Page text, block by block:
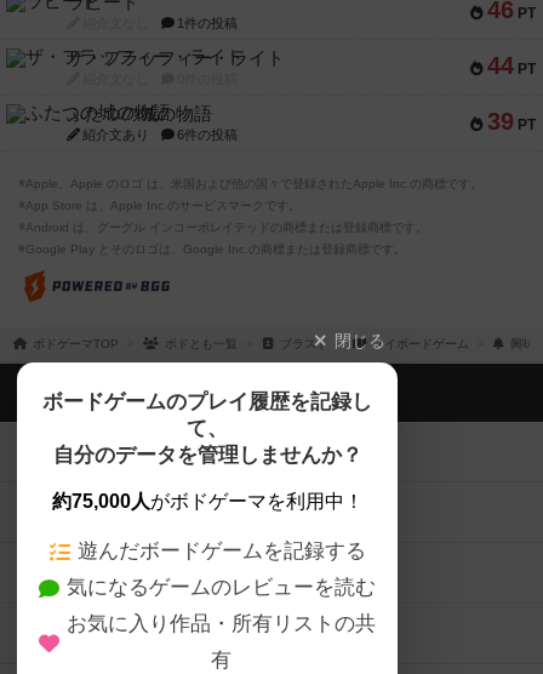
46 PT
1件の投稿
44 PT
ザ・フラッフィー・ライト
39 PT
ふたつの城の物語
紹介文あり 6件の投稿
※Apple、Apple のロゴ は、米国および他の国々で登録されたApple Inc.の商標です。
※App Store は、Apple Inc.のサービスマークです。
※Android は、グーグル インコーポレイテッドの商標または登録商標です。
※Google Play とそのロゴは、Google Inc.の商標または登録商標です。
ボドゲーマTOP ボドとも一覧 ブラスト マイボードゲーム 興味
閉じる
ボードゲームのプレイ履歴を記録し
て、
自分のデータを管理しませんか？
約75,000人がボドゲーマを利用中！
遊んだボードゲームを記録する
気になるゲームのレビューを読む
お気に入り作品・所有リストの共
有
ボドゲーマTOP
ボードゲームを検索する
ボードゲームの新着レビュー
ボードゲーム会情報
メカニクス特集